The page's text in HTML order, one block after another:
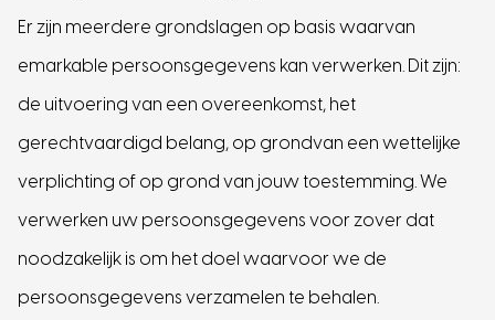
Er zijn meerdere grondslagen op basis waarvan
emarkable persoonsgegevens kan verwerken. Dit zijn:
de uitvoering van een overeenkomst, het
gerechtvaardigd belang, op grondvan een wettelijke
verplichting of op grond van jouw toestemming. We
verwerken uw persoonsgegevens voor zover dat
noodzakelijk is om het doel waarvoor we de
persoonsgegevens verzamelen te behalen.